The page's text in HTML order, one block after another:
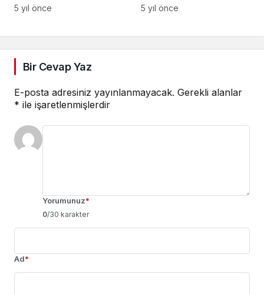
yolda bırakmayacağız
5 yıl önce 5 yıl önce
Bir Cevap Yaz
E-posta adresiniz yayınlanmayacak. Gerekli alanlar
* ile işaretlenmişlerdir
Yorumunuz*
0/30 karakter
Ad*